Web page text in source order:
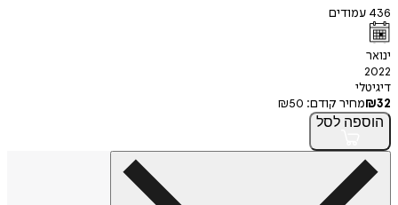
קודם:
₪50
לסל